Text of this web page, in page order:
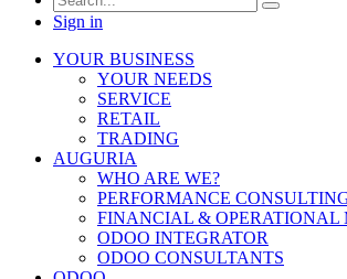
Sign in
YOUR BUSINESS
YOUR NEEDS
SERVICE
RETAIL
TRADING
AUGURIA
WHO ARE WE?
PERFORMANCE
FINANCIAL & OPERATIONAL
ODOO INTEGRATOR
ODOO CONSULTANTS